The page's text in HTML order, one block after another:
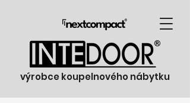
výrobce koupelnového nábytku